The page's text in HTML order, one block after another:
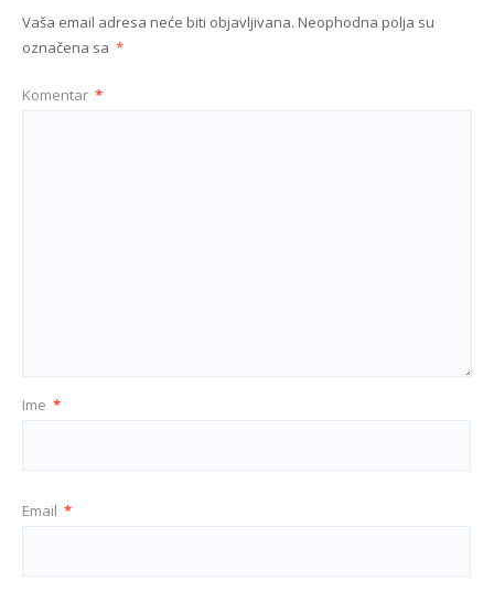
Vaša email adresa neće biti objavljivana. Neophodna polja su
označena sa *
Komentar *
Ime *
Email *